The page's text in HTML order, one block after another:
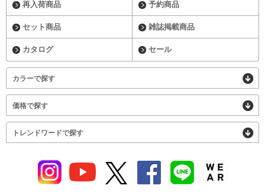
再入荷商品 予約商品
セット商品 雑誌掲載商品
カタログ セール
カラーで探す
価格で探す
トレンドワードで探す